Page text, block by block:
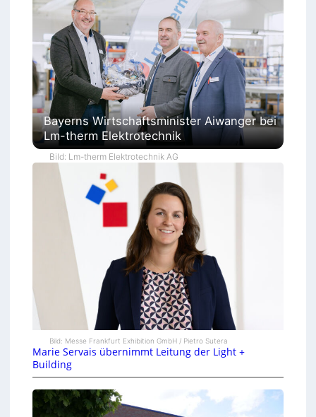
Bayerns Wirtschaftsminister Aiwanger bei
Lm-therm Elektrotechnik
Bild: Lm-therm Elektrotechnik AG
Bild: Messe Frankfurt Exhibition GmbH / Pietro Sutera
Marie Servais übernimmt Leitung der Light +
Building